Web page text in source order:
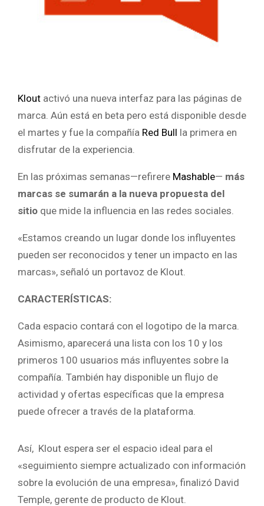
Klout activó una nueva interfaz para las páginas de
marca. Aún está en beta pero está disponible desde
el martes y fue la compañía Red Bull la primera en
disfrutar de la experiencia.
En las próximas semanas—refirere Mashable— más
marcas se sumarán a la nueva propuesta del
sitio que mide la influencia en las redes sociales.
«Estamos creando un lugar donde los influyentes
pueden ser reconocidos y tener un impacto en las
marcas», señaló un portavoz de Klout.
CARACTERÍSTICAS:
Cada espacio contará con el logotipo de la marca.
Asimismo, aparecerá una lista con los 10 y los
primeros 100 usuarios más influyentes sobre la
compañía. También hay disponible un flujo de
actividad y ofertas específicas que la empresa
puede ofrecer a través de la plataforma.
Así, Klout espera ser el espacio ideal para el
«seguimiento siempre actualizado con información
sobre la evolución de una empresa», finalizó David
Temple, gerente de producto de Klout.